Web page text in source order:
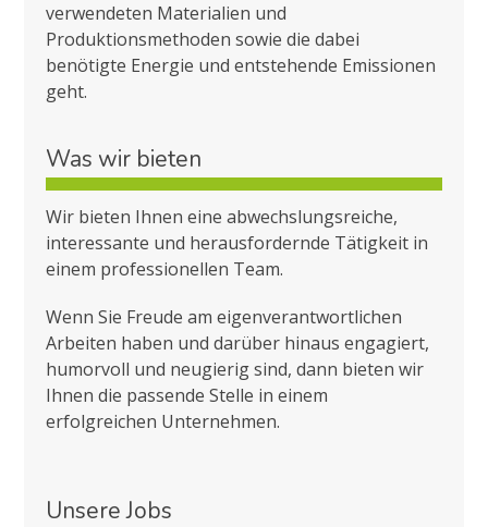
verwendeten Materialien und
Produktionsmethoden sowie die dabei
benötigte Energie und entstehende Emissionen
geht.
Was wir bieten
Wir bieten Ihnen eine abwechslungsreiche,
interessante und herausfordernde Tätigkeit in
einem professionellen Team.
Wenn Sie Freude am eigenverantwortlichen
Arbeiten haben und darüber hinaus engagiert,
humorvoll und neugierig sind, dann bieten wir
Ihnen die passende Stelle in einem
erfolgreichen Unternehmen.
Unsere Jobs